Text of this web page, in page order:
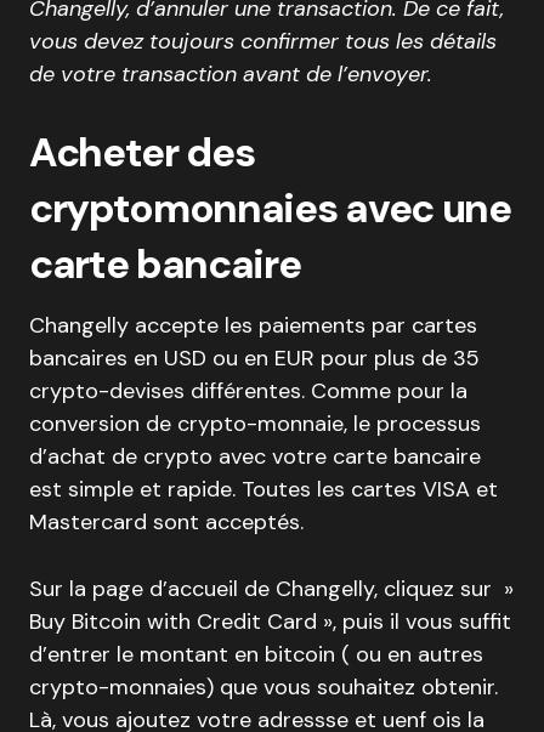
Changelly, d’annuler une transaction. De ce fait,
vous devez toujours confirmer tous les détails
de votre transaction avant de l’envoyer.
Acheter des
cryptomonnaies avec une
carte bancaire
Changelly accepte les paiements par cartes
bancaires en USD ou en EUR pour plus de 35
crypto-devises différentes. Comme pour la
conversion de crypto-monnaie, le processus
d’achat de crypto avec votre carte bancaire
est simple et rapide. Toutes les cartes VISA et
Mastercard sont acceptés.
Sur la page d’accueil de Changelly, cliquez sur »
Buy Bitcoin with Credit Card », puis il vous suffit
d’entrer le montant en bitcoin ( ou en autres
crypto-monnaies) que vous souhaitez obtenir.
Là, vous ajoutez votre adressse et uenf ois la